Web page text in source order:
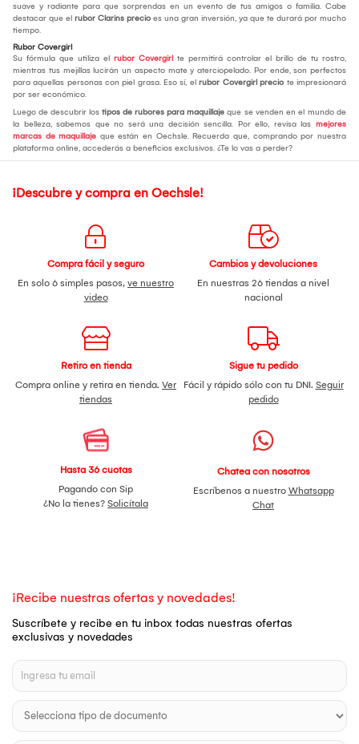
suave y radiante para que sorprendas en un evento de tus amigos o familia. Cabe
destacar que el rubor Clarins precio es una gran inversión, ya que te durará por mucho
tiempo.
Rubor Covergirl
Su fórmula que utiliza el rubor Covergirl te permitirá controlar el brillo de tu rostro,
mientras tus mejillas lucirán un aspecto mate y aterciopelado. Por ende, son perfectos
para aquellas personas con piel grasa. Eso sí, el rubor Covergirl precio te impresionará
por ser económico.
Luego de descubrir los tipos de rubores para maquillaje que se venden en el mundo de
la belleza, sabemos que no será una decisión sencilla. Por ello, revisa las mejores
marcas de maquillaje que están en Oechsle. Recuerda que, comprando por nuestra
plataforma online, accederás a beneficios exclusivos. ¿Te lo vas a perder?
¡Descubre y compra en Oechsle!
Compra fácil y seguro
En solo 6 simples pasos, ve nuestro
video
Cambios y devoluciones
En nuestras 26 tiendas a nivel
nacional
Retiro en tienda
Compra online y retira en tienda. Ver
tiendas
Sigue tu pedido
Fácil y rápido sólo con tu DNI. Seguir
pedido
Hasta 36 cuotas
Pagando con Sip
¿No la tienes? Solicítala
Chatea con nosotros
Escríbenos a nuestro Whatsapp
Chat
¡Recibe nuestras ofertas y novedades!
Suscríbete y recibe en tu inbox todas nuestras ofertas
exclusivas y novedades